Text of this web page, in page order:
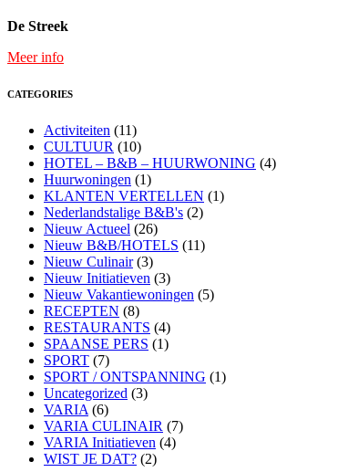
De Streek
Meer info
CATEGORIES
Activiteiten (11)
CULTUUR (10)
HOTEL – B&B – HUURWONING (4)
Huurwoningen (1)
KLANTEN VERTELLEN (1)
Nederlandstalige B&B's (2)
Nieuw Actueel (26)
Nieuw B&B/HOTELS (11)
Nieuw Culinair(3)
Nieuw Initiatieven (3)
Nieuw Vakantiewoningen (5)
RECEPTEN (8)
RESTAURANTS (4)
SPAANSE PERS (1)
SPORT (7)
SPORT / ONTSPANNING (1)
Uncategorized (3)
VARIA (6)
VARIA CULINAIR (7)
VARIA Initiatieven (4)
WIST JE DAT? (2)